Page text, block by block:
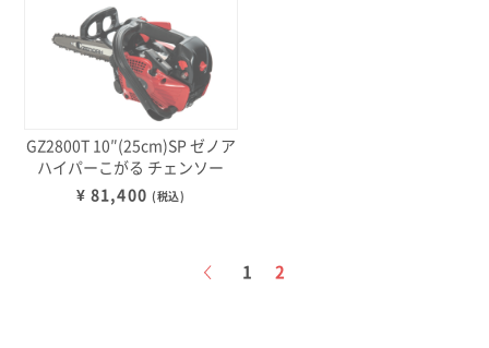
GZ2800T 10″(25cm)SP ゼノア
ハイパーこがる チェンソー
¥ 81,400 (税込)
1 2